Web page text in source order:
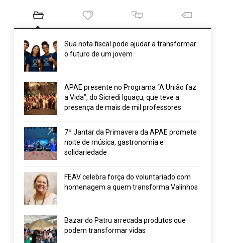
Sua nota fiscal pode ajudar a transformar
o futuro de um jovem
APAE presente no Programa “A União faz
a Vida”, do Sicredi Iguaçu, que teve a
presença de mais de mil professores
7º Jantar da Primavera da APAE promete
noite de música, gastronomia e
solidariedade
FEAV celebra força do voluntariado com
homenagem a quem transforma Valinhos
Bazar do Patru arrecada produtos que
podem transformar vidas